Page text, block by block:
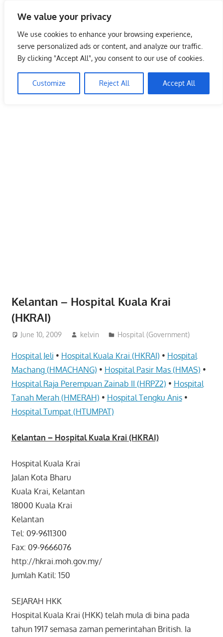
We value your privacy
We use cookies to enhance your browsing experience,
serve personalized ads or content, and analyze our traffic.
By clicking "Accept All", you consent to our use of cookies.
Customize Reject All Accept All
content
Malaysia Info Portal
LoInfoCentre
directory,
listings
Kelantan – Hospital Kuala Krai
(HKRAI)
June 10, 2009 kelvin Hospital (Government)
Hospital Jeli • Hospital Kuala Krai (HKRAI) • Hospital
Machang (HMACHANG) • Hospital Pasir Mas (HMAS) •
Hospital Raja Perempuan Zainab II (HRPZ2) • Hospital
Tanah Merah (HMERAH) • Hospital Tengku Anis•
Hospital Tumpat (HTUMPAT)
Kelantan – Hospital Kuala Krai (HKRAI)
Hospital Kuala Krai
Jalan Kota Bharu
Kuala Krai, Kelantan
18000 Kuala Krai
Kelantan
Tel: 09-9611300
Fax: 09-9666076
http://hkrai.moh.gov.my/
Jumlah Katil: 150
SEJARAH HKK
Hospital Kuala Krai (HKK) telah mula di bina pada
tahun 1917 semasa zaman pemerintahan British. Ia